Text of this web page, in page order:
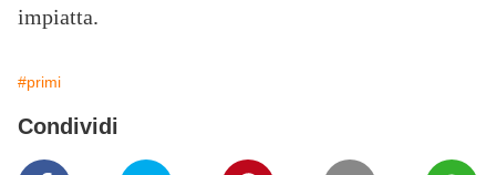
impiatta.
#primi
Condividi